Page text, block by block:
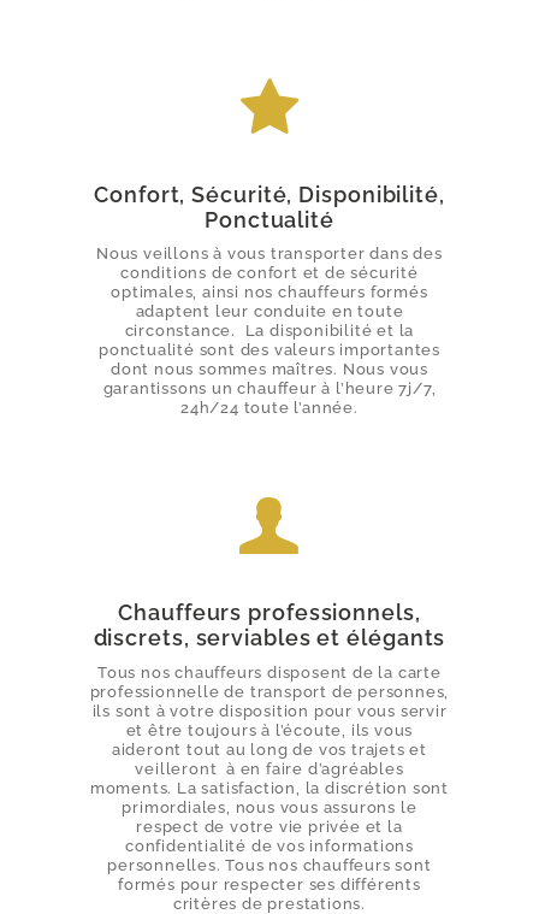
Confort, Sécurité, Disponibilité,
Ponctualité
Nous veillons à vous transporter dans des
conditions de confort et de sécurité
optimales, ainsi nos chauffeurs formés
adaptent leur conduite en toute
circonstance. La disponibilité et la
ponctualité sont des valeurs importantes
dont nous sommes maîtres. Nous vous
garantissons un chauffeur à l’heure 7j/7,
24h/24 toute l’année.
Chauffeurs professionnels,
discrets, serviables et élégants
Tous nos chauffeurs disposent de la carte
professionnelle de transport de personnes,
ils sont à votre disposition pour vous servir
et être toujours à l’écoute, ils vous
aideront tout au long de vos trajets et
veilleront à en faire d’agréables
moments. La satisfaction, la discrétion sont
primordiales, nous vous assurons le
respect de votre vie privée et la
confidentialité de vos informations
personnelles. Tous nos chauffeurs sont
formés pour respecter ses différents
critères de prestations.